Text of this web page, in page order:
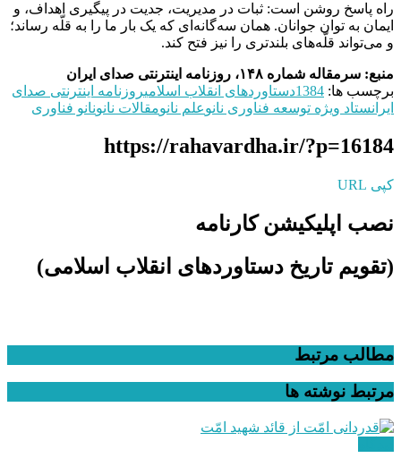
راه پاسخ روشن است: ثبات در مدیریت، جدیت در پیگیری اهداف، و
ایمان به توان جوانان. همان سه‌گانه‌ای که یک بار ما را به قلّه رساند؛
و می‌تواند قلّه‌های بلندتری را نیز فتح کند.
منبع: سرمقاله شماره ۱۴۸، روزنامه اینترنتی صدای ایران
برچسب ها: 1384دستاوردهای انقلاب اسلامیروزنامه اینترنتی صدای
ایرانستاد ویژه توسعه فناوری نانوعلم نانومقالات نانونانو فناوری
https://rahavardha.ir/?p=16184
کپی URL
نصب اپلیکیشن کارنامه
(تقویم تاریخ دستاوردهای انقلاب اسلامی​)
مطالب مرتبط
مرتبط نوشته ها